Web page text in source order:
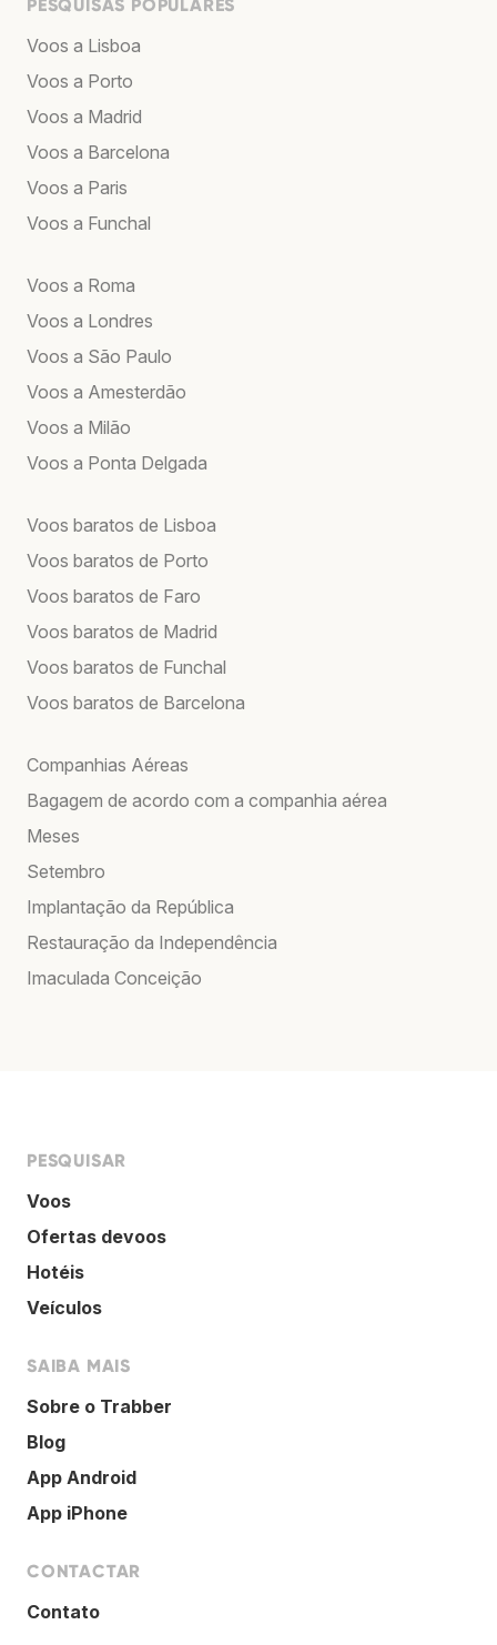
PESQUISAS POPULARES
Voos a Lisboa
Voos a Porto
Voos a Madrid
Voos a Barcelona
Voos a Paris
Voos a Funchal
Voos a Roma
Voos a Londres
Voos a São Paulo
Voos a Amesterdão
Voos a Milão
Voos a Ponta Delgada
Voos baratos de Lisboa
Voos baratos de Porto
Voos baratos de Faro
Voos baratos de Madrid
Voos baratos de Funchal
Voos baratos de Barcelona
Companhias Aéreas
Bagagem de acordo com a companhia aérea
Meses
Setembro
Implantação da República
Restauração da Independência
Imaculada Conceição
PESQUISAR
Voos
Ofertas devoos
Hotéis
Veículos
SAIBA MAIS
Sobre o Trabber
Blog
App Android
App iPhone
CONTACTAR
Contato